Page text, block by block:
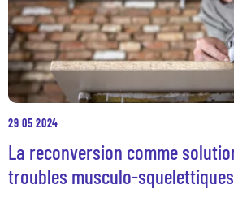
29 05 2024
La reconversion comme
troubles musculo-squelettiques